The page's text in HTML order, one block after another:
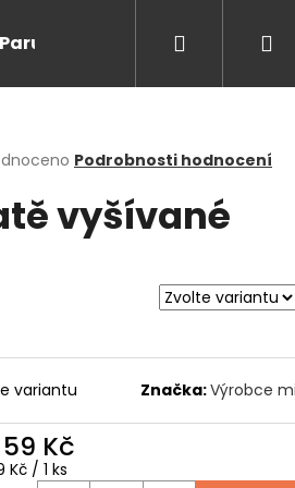
Paruky/kanekalon Doprodej
Podrobnosti hodnocení
vyšívané
variantu Značka:Výrobce
59 Kč
Kč / 1 ks